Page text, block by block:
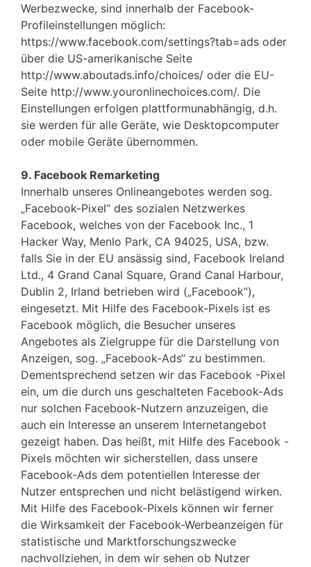
Werbezwecke, sind innerhalb der Facebook-
Profileinstellungen möglich:
https://www.facebook.com/settings?tab=ads oder
über die US-amerikanische Seite
http://www.aboutads.info/choices/ oder die EU-
Seite http://www.youronlinechoices.com/. Die
Einstellungen erfolgen plattformunabhängig, d.h.
sie werden für alle Geräte, wie Desktopcomputer
oder mobile Geräte übernommen.
9. Facebook Remarketing
Innerhalb unseres Onlineangebotes werden sog.
„Facebook-Pixel“ des sozialen Netzwerkes
Facebook, welches von der Facebook Inc., 1
Hacker Way, Menlo Park, CA 94025, USA, bzw.
falls Sie in der EU ansässig sind, Facebook Ireland
Ltd., 4 Grand Canal Square, Grand Canal Harbour,
Dublin 2, Irland betrieben wird („Facebook“),
eingesetzt. Mit Hilfe des Facebook-Pixels ist es
Facebook möglich, die Besucher unseres
Angebotes als Zielgruppe für die Darstellung von
Anzeigen, sog. „Facebook-Ads“ zu bestimmen.
Dementsprechend setzen wir das Facebook -Pixel
ein, um die durch uns geschalteten Facebook-Ads
nur solchen Facebook-Nutzern anzuzeigen, die
auch ein Interesse an unserem Internetangebot
gezeigt haben. Das heißt, mit Hilfe des Facebook -
Pixels möchten wir sicherstellen, dass unsere
Facebook-Ads dem potentiellen Interesse der
Nutzer entsprechen und nicht belästigend wirken.
Mit Hilfe des Facebook-Pixels können wir ferner
die Wirksamkeit der Facebook-Werbeanzeigen für
statistische und Marktforschungszwecke
nachvollziehen, in dem wir sehen ob Nutzer